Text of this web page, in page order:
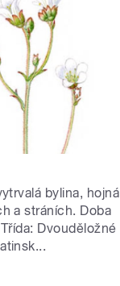
bylina, hojná
a stráních. Doba
Dvouděložné